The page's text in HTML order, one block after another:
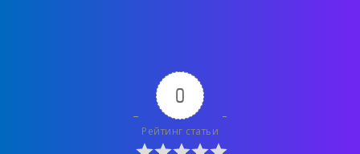
0
Рейтинг статьи